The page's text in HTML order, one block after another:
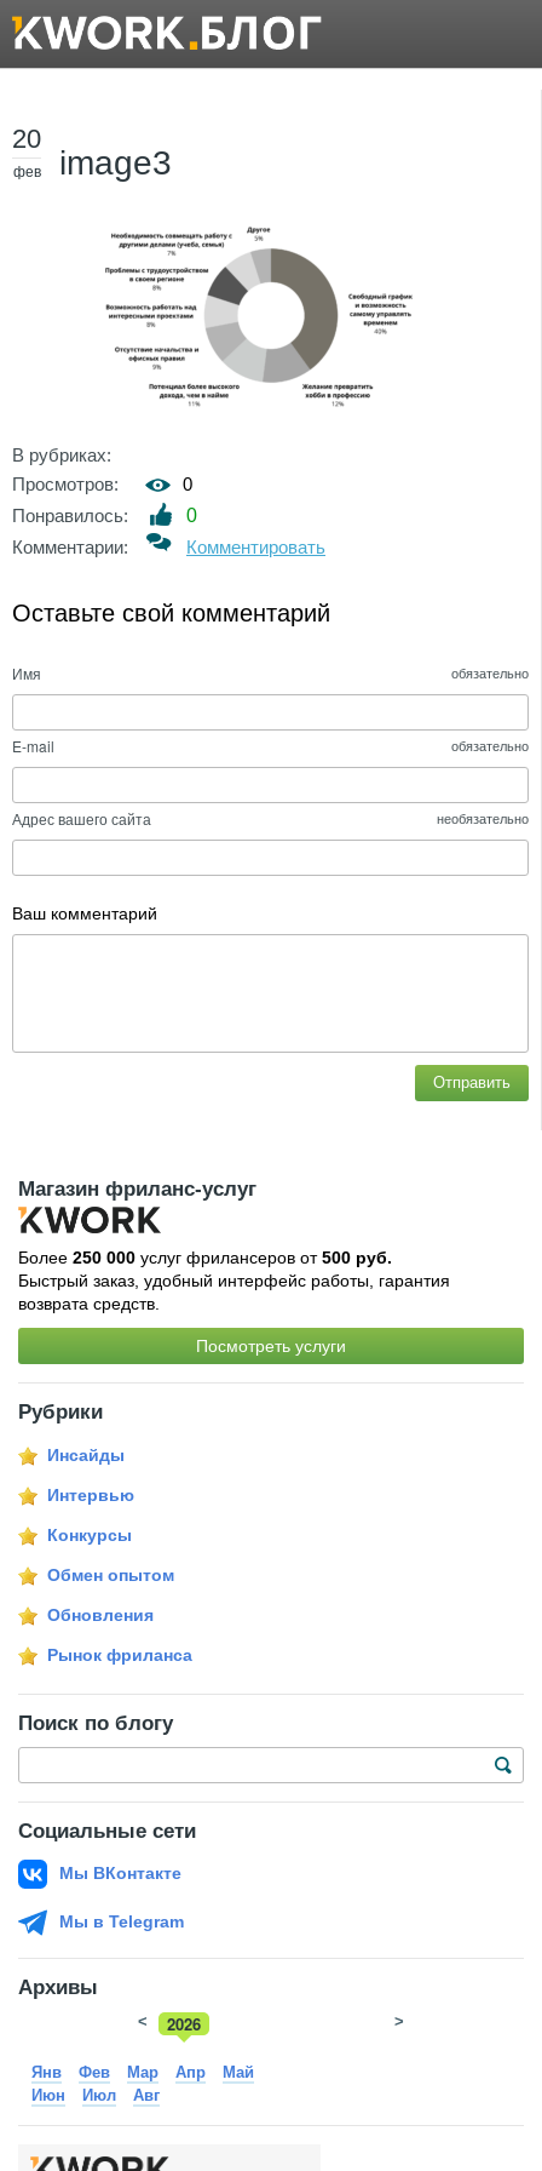
20
фев image3
В рубриках:
Просмотров:
0
Понравилось:
0
Комментарии:
Комментировать
Оставьте свой комментарий
Имя обязательно
E-mail обязательно
Адрес вашего сайта необязательно
Ваш комментарий
Отправить
Магазин фриланс-услуг
Более 250 000 услуг фрилансеров от500 руб.
Быстрый заказ, удобный интерфейс работы, гарантия
возврата средств.
Посмотреть услуги
Рубрики
Инсайды
Интервью
Конкурсы
Обмен опытом
Обновления
Рынок фриланса
Поиск по блогу
Социальные сети
Мы ВКонтакте
Мы в Telegram
Архивы
2026
2025
< >
Янв Фев Мар Апр
Май
Июн
Июл Авг